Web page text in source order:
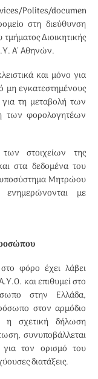
Polites/
στη διεύθυνση
Διοικητικής
Α΄ Αθηνών.
και μόνο για
μη εγκατεστημένους
τη μεταβολή των
των φορολογητέων
στοιχείων της
στα δεδομένα του
υποσύστημα Μητρώου
με
φόρο έχει λάβει
και επιθυμεί στο
στην Ελλάδα,
στον αρμόδιο
η σχετική δήλωση
συνυποβάλλεται
τον ορισμό του
διατάξεις.